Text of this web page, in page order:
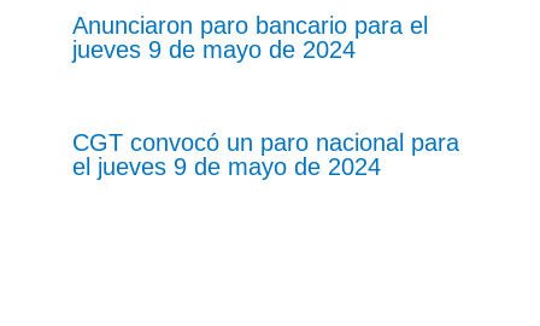
Anunciaron paro bancario para el
jueves 9 de mayo de 2024
CGT convocó un paro nacional para
el jueves 9 de mayo de 2024